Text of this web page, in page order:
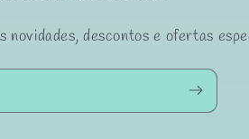
novidades, descontos e ofertas